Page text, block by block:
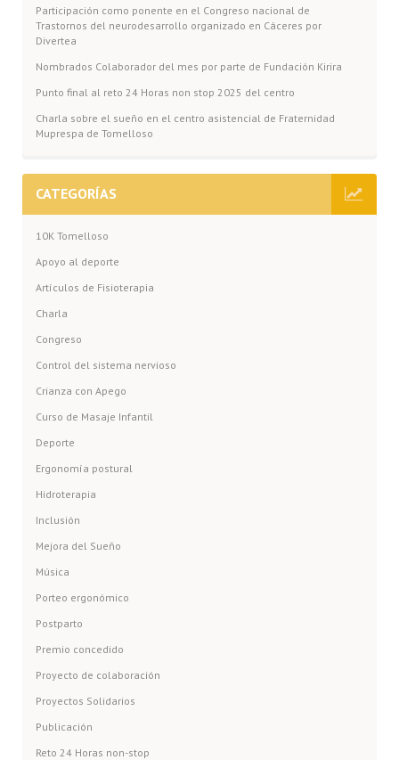
Participación como ponente en el Congreso nacional de
Trastornos del neurodesarrollo organizado en Cáceres por
Divertea
Nombrados Colaborador del mes por parte de Fundación Kirira
Punto final al reto 24 Horas non stop 2025 del centro
Charla sobre el sueño en el centro asistencial de Fraternidad
Muprespa de Tomelloso
CATEGORÍAS
10K Tomelloso
Apoyo al deporte
Artículos de Fisioterapia
Charla
Congreso
Control del sistema nervioso
Crianza con Apego
Curso de Masaje Infantil
Deporte
Ergonomía postural
Hidroterapia
Inclusión
Mejora del Sueño
Música
Porteo ergonómico
Postparto
Premio concedido
Proyecto de colaboración
Proyectos Solidarios
Publicación
Reto 24 Horas non-stop